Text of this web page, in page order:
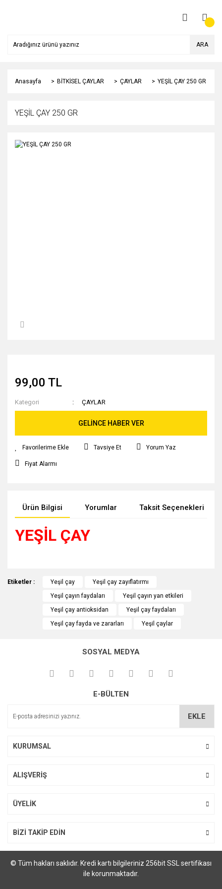
ARA
Anasayfa BİTKİSEL ÇAYLAR ÇAYLAR YEŞİL ÇAY 250 GR
YEŞİL ÇAY 250 GR
99,00 TL
Kategori ÇAYLAR
GELİNCE HABER VER
Tavsiye Et Yorum Yaz
Fiyat Alarmı
Ürün Bilgisi Yorumlar Taksit Seçenekleri
YEŞİL ÇAY
Bu ürüne ilk yorumu siz yapın!
konularda yetersiz gördüğünüz noktaları öneri formunu
kullanarak tarafımıza iletebilirsiniz.
Görüş ve önerileriniz için teşekkür ederiz.
Ürün resmi kalitesiz, bozuk veya görüntülenemiyor.
Ürün bilgilerinde hatalar bulunuyor.
Etiketler : Yeşil çay
Yeşil çay zayıflatırmı
Yeşil çayın faydaları
Yeşil çayın yan etkileri
Yeşil çay antioksidan
Yeşil çay faydaları
Yeşil çay fayda ve zararları
Yeşil çaylar
SOSYAL MEDYA
E-BÜLTEN
EKLE
KURUMSAL
ALIŞVERİŞ
ÜYELİK
BİZİ TAKİP EDİN
© Tüm hakları saklıdır. Kredi kartı bilgileriniz 256bit SSL sertifikası
ile korunmaktadır.